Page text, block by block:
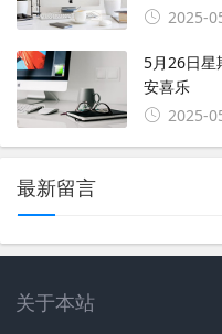
2025-
5月26日星
安喜乐
2025-
最新留言
关于本站